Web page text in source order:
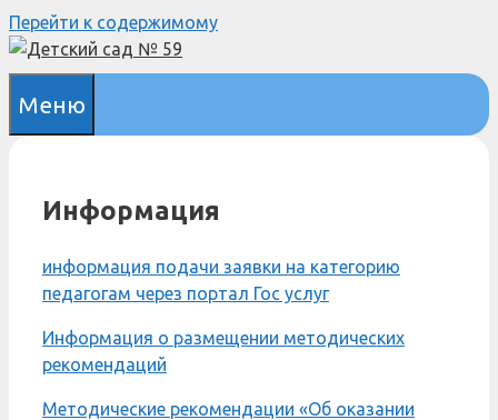
Перейти к содержимому
Меню
Информация
информация подачи заявки на категорию
педагогам через портал Гос услуг
Информация о размещении методических
рекомендаций
Методические рекомендации «Об оказании